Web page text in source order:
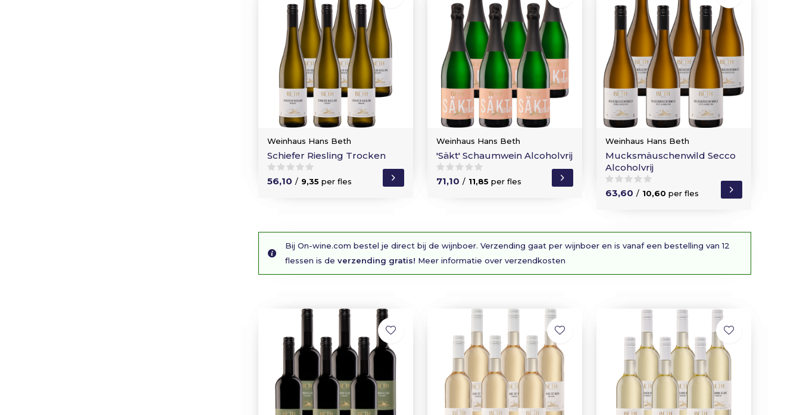
Weinhaus Hans Beth
Schiefer Riesling Trocken
56,10 / 9,35 per fles
Weinhaus Hans Beth
'Säkt' Schaumwein Alcoholvrij
71,10 / 11,85 per fles
Weinhaus Hans Beth
Mucksmäuschenwild Secco
Alcoholvrij
63,60 / 10,60 per fles
Bij On-wine.com bestel je direct bij de wijnboer. Verzending gaat per wijnboer en is vanaf een bestelling van 12
flessen is de verzending gratis! Meer informatie over verzendkosten